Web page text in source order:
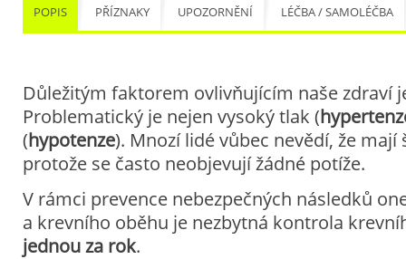
POPIS PŘÍZNAKY UPOZORNĚNÍ LÉČBA / SAMOLÉČBA
Důležitým faktorem ovlivňujícím naše zdraví
Problematický je nejen vysoký tlak (
(hypotenze). Mnozí lidé vůbec nevědí, že
protože se často neobjevují žádné potíže.
V rámci prevence nebezpečných následků
a krevního oběhu je nezbytná kontrola
jednou za rok.